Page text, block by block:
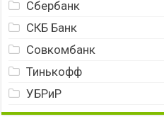
Сбербанк
СКБ Банк
Совкомбанк
Тинькофф
УБРиР